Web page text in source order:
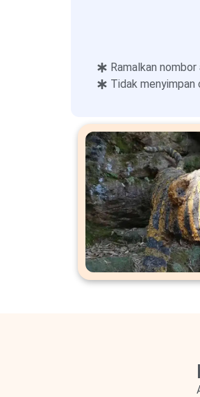
Ramalkan
Tidak menyimpan